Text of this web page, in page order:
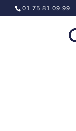
01 75 81 09 99